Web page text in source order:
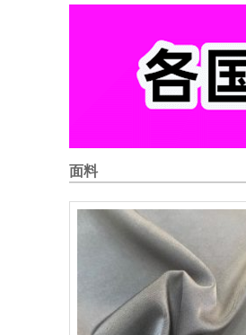
会暨全国碳纤维及复合材
年会在常州纺院举行
面料